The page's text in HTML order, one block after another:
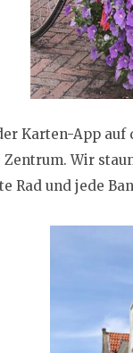
Karten-App auf
Zentrum. Wir
Rad und jede